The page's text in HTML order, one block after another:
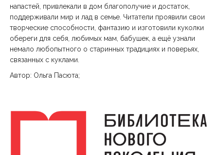
напастей, привлекали в дом благополучие и достаток,
поддерживали мир и лад в семье. Читатели проявили свои
творческие способности, фантазию и изготовили куколки
обереги для себя, любимых мам, бабушек, а ещё узнали
немало любопытного о старинных традициях и поверьях,
связанных с куклами.
Автор: Ольга Пасюта;